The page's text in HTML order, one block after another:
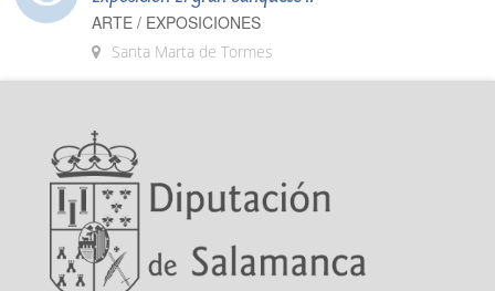
ARTE / EXPOSICIONES
Santa Marta de Tormes